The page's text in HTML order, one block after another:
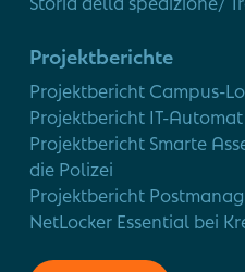
Projektberichte
Projektbericht Campus-
Projektbericht IT-Automat
Projektbericht Smarte
die Polizei
Projektbericht
NetLocker Essential bei